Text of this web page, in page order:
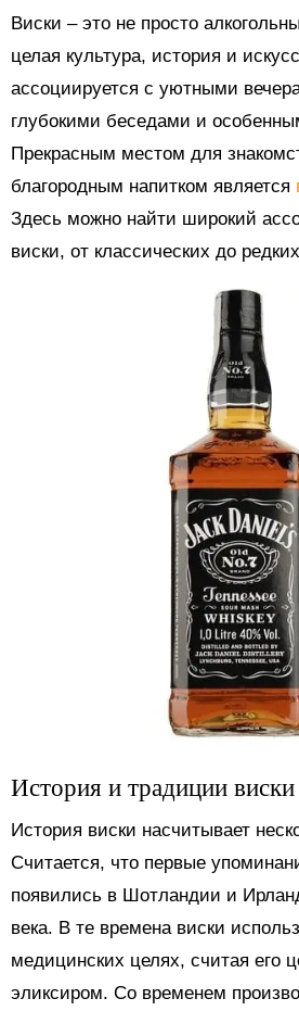
Виски – это не просто
целая культура, история и
ассоциируется с уютными
глубокими беседами и
Прекрасным местом для
благородным напитком является
Здесь можно найти широкий
виски, от классических до
История и традиции виски
История виски насчитывает
Считается, что первые
появились в Шотландии и
века. В те времена виски
медицинских целях, считая его
эликсиром. Со временем